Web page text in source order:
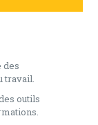
des
travail.
outils